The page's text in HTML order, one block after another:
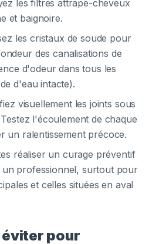
les filtres attrape-cheveux
et baignoire.
les cristaux de soude pour
des canalisations de
d'odeur dans tous les
d'eau intacte).
visuellement les joints sous
l'écoulement de chaque
un ralentissement précoce.
réaliser un curage préventif
professionnel, surtout pour
et celles situées en aval
éviter pour